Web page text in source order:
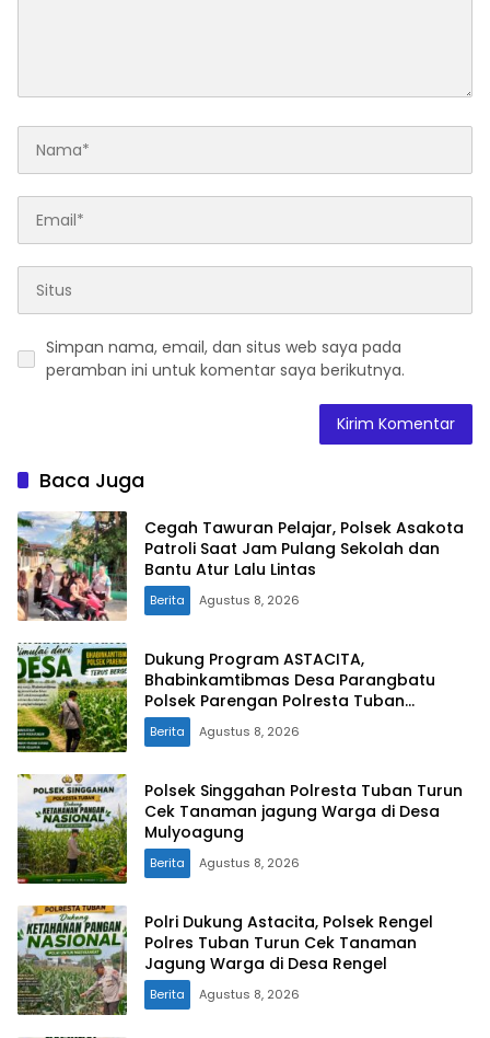
Simpan nama, email, dan situs web saya pada
peramban ini untuk komentar saya berikutnya.
Baca Juga
Cegah Tawuran Pelajar, Polsek Asakota
Patroli Saat Jam Pulang Sekolah dan
Bantu Atur Lalu Lintas
Berita Agustus 8, 2026
Dukung Program ASTACITA,
Bhabinkamtibmas Desa Parangbatu
Polsek Parengan Polresta Tuban
laksanakan sambang tanaman Jagung
Di Desa Parangbatu Kec. Parengan
Berita Agustus 8, 2026
Polsek Singgahan Polresta Tuban Turun
Cek Tanaman jagung Warga di Desa
Mulyoagung
Berita Agustus 8, 2026
Polri Dukung Astacita, Polsek Rengel
Polres Tuban Turun Cek Tanaman
Jagung Warga di Desa Rengel
Berita Agustus 8, 2026